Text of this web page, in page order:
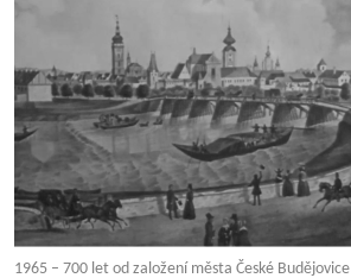
1965 – 700 let od založení města České Budějovice